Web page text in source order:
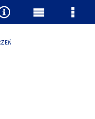
Menu Menu